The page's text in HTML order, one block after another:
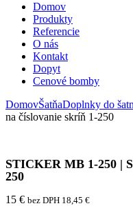
Domov
Produkty
Referencie
O nás
Kontakt
Dopyt
Cenové bomby
DomovŠatňaDoplnky do
na číslovanie skríň 1-250
STICKER MB 1-250 |
250
15 € bez DPH 18,45 €